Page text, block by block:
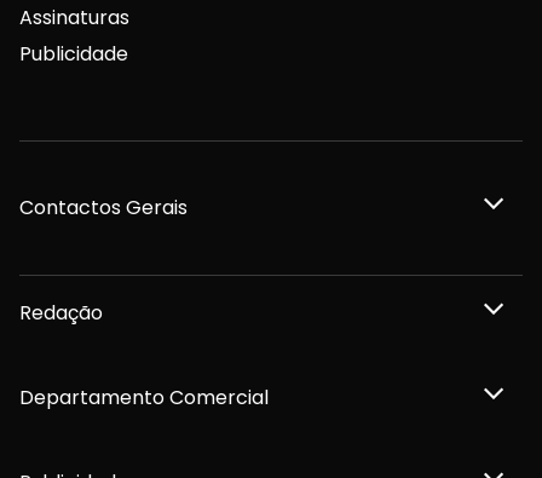
Assinaturas
Publicidade
Contactos Gerais
Redação
Departamento Comercial